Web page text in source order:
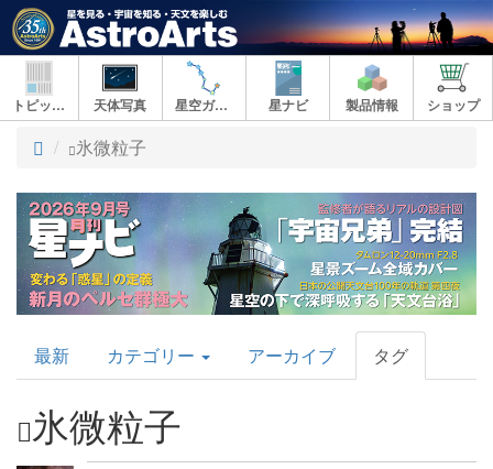
トピックス 天体写真 星空ガイド 星ナビ 製品情報 ショップ
ト
プ
氷微粒子
AstroArts
Topics
最新 カテゴリー アーカイブ タグ
氷微粒子